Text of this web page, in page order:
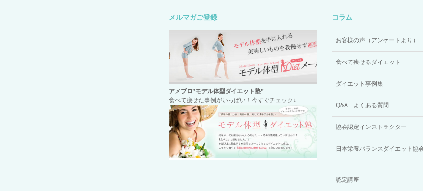
メルマガご登録
アメブロ”モデル体型ダイエット塾”
食べて痩せた事例がいっぱい！今すぐチェック↓
コラム
お客様の声（アンケートより）
食べて痩せるダイエット
ダイエット事例集
Q&A よくある質問
協会認定インストラクター
日本栄養バランスダイエット協
認定講座